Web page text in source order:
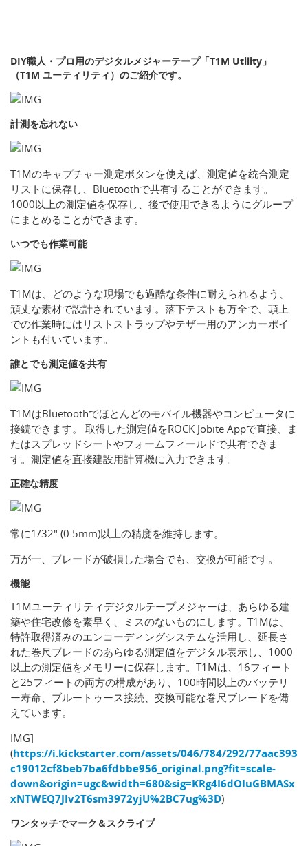
DIY職人・プロ用のデジタルメジャーテープ「T1M Utility」
（T1M ユーティリティ）のご紹介です。
計測を忘れない
T1Mのキャプチャー測定ボタンを使えば、測定値を統合測定
リストに保存し、Bluetoothで共有することができます。
1000以上の測定値を保存し、後で使用できるようにグループ
にまとめることができます。
いつでも作業可能
T1Mは、どのような現場でも過酷な条件に耐えられるよう、
頑丈な素材で設計されています。落下テストも万全で、頭上
での作業時にはリストストラップやテザー用のアンカーポイ
ントも付いています。
誰とでも測定値を共有
T1MはBluetoothでほとんどのモバイル機器やコンピュータに
接続できます。 取得した測定値をROCK Jobite Appで直接、ま
たはスプレッドシートやフォームフィールドで共有できま
す。測定値を直接建設用計算機に入力できます。
正確な精度
常に1/32" (0.5mm)以上の精度を維持します。
万が一、ブレードが破損した場合でも、交換が可能です。
機能
T1Mユーティリティデジタルテープメジャーは、あらゆる建
築や住宅改修を素早く、ミスのないものにします。T1Mは、
特許取得済みのエンコーディングシステムを活用し、延長さ
れた巻尺ブレードのあらゆる測定値をデジタル表示し、1000
以上の測定値をメモリーに保存します。T1Mは、16フィート
と25フィートの両方の構成があり、100時間以上のバッテリ
ー寿命、ブルートゥース接続、交換可能な巻尺ブレードを備
えています。
IMG]
(https://i.kickstarter.com/assets/046/784/292/77aac393
c19012cf8beb7ba6fdbbe956_original.png?fit=scale-
down&origin=ugc&width=680&sig=KRg4I6dOIuGBMASx
xNTWEQ7JIv2T6sm3972yjU%2BC7ug%3D)
ワンタッチでマーク＆スクライブ